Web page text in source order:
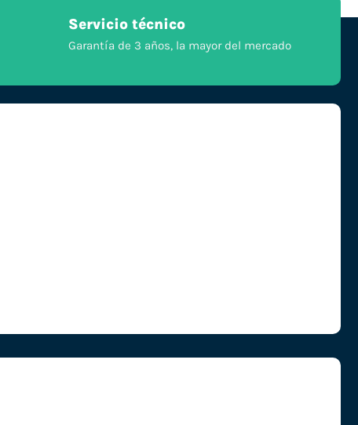
Servicio técnico
Garantía de 3 años, la mayor del mercado